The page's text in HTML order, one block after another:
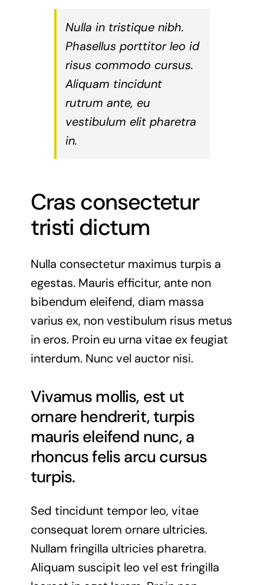
Nulla in tristique nibh.
Phasellus porttitor leo id
risus commodo cursus.
Aliquam tincidunt
rutrum ante, eu
vestibulum elit pharetra
in.
Cras consectetur
tristi dictum
Nulla consectetur maximus turpis a
egestas. Mauris efficitur, ante non
bibendum eleifend, diam massa
varius ex, non vestibulum risus metus
in eros. Proin eu urna vitae ex feugiat
interdum. Nunc vel auctor nisi.
Vivamus mollis, est ut
ornare hendrerit, turpis
mauris eleifend nunc, a
rhoncus felis arcu cursus
turpis.
Sed tincidunt tempor leo, vitae
consequat lorem ornare ultricies.
Nullam fringilla ultricies pharetra.
Aliquam suscipit leo vel est fringilla